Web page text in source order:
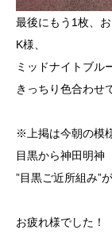
最後にもう1枚、
K様、
ミッドナイトブル
きっちり色合わせ
※上掲は今朝の模
目黒から神田明神
”目黒ご近所組み”
お疲れ様でした！